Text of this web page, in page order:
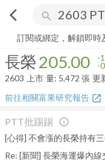
arrow_back_ios search
長榮 205.00 -0.49%
訂閱或綁定，解鎖即時
長榮205.00 -
-
2603
上市 量: 5,472 張 更
前往相關富果研究報告 open_in_new
PTT批踢踢 info_outline
[心得] 不會漲的長榮持有
Re: [新聞] 長榮海運爆內